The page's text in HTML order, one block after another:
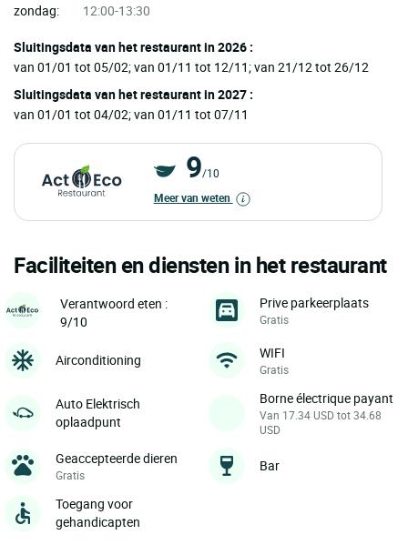
zondag:
12:00-13:30
Sluitingsdata van het restaurant in 2026 :
van 01/01 tot 05/02; van 01/11 tot 12/11; van 21/12 tot 26/12
Sluitingsdata van het restaurant in 2027 :
van 01/01 tot 04/02; van 01/11 tot 07/11
9/10
Meer van weten
Faciliteiten en diensten in het restaurant
Verantwoord eten :
9/10
Prive parkeerplaats
Gratis
Airconditioning WIFI
Gratis
Auto Elektrisch
oplaadpunt
Borne électrique payant
Van 17.34 USD tot 34.68
USD
Geaccepteerde dieren
Gratis
Bar
Toegang voor
gehandicapten